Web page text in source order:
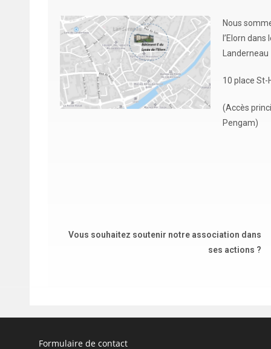
Nous
l’Elorn
Landerneau
10 place St-
(Accès
Pengam)
Vous souhaitez soutenir notre association dans
ses actions ?
Formulaire de contact